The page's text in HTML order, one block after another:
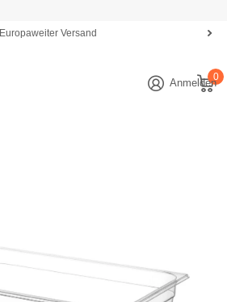
Europaweiter Versand
Anmelden0